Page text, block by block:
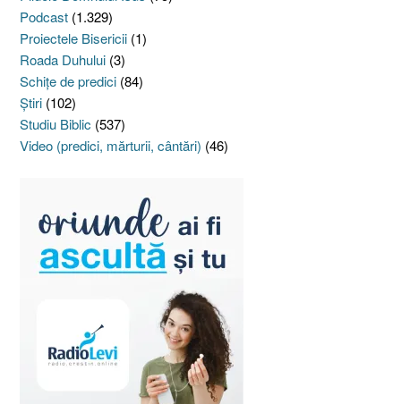
Podcast (1.329)
Proiectele Bisericii (1)
Roada Duhului (3)
Schiţe de predici (84)
Ştiri (102)
Studiu Biblic (537)
Video (predici, mărturii, cântări) (46)